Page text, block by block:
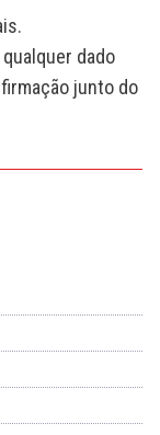
dado
junto do